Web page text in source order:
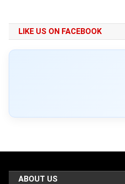
LIKE US ON FACEBOOK
ABOUT US